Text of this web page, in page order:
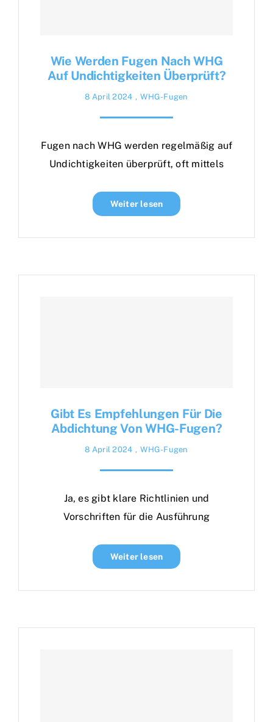
Wie Werden Fugen Nach WHG
Auf Undichtigkeiten Überprüft?
8 April 2024 , WHG-Fugen
Fugen nach WHG werden regelmäßig auf
Undichtigkeiten überprüft, oft mittels
Weiter lesen
Gibt Es Empfehlungen Für Die
Abdichtung Von WHG-Fugen?
8 April 2024 , WHG-Fugen
Ja, es gibt klare Richtlinien und
Vorschriften für die Ausführung
Weiter lesen